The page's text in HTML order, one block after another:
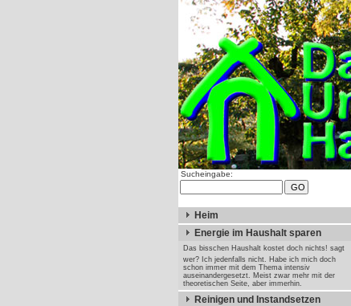
Sucheingabe:
Heim
Energie im Haushalt sparen
Das bisschen Haushalt kostet doch nichts! sagt
wer? Ich jedenfalls nicht. Habe ich mich doch
schon immer mit dem Thema intensiv
auseinandergesetzt. Meist zwar mehr mit der
theoretischen Seite, aber immerhin.
Reinigen und Instandsetzen